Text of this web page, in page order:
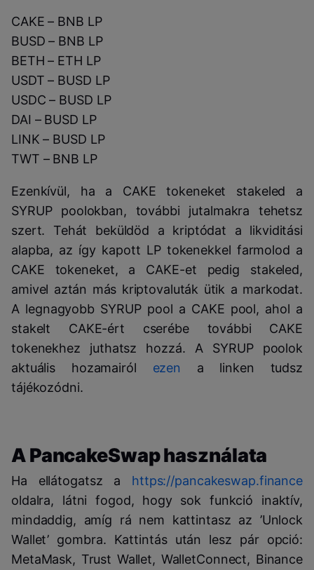
CAKE – BNB LP
BUSD – BNB LP
BETH – ETH LP
USDT – BUSD LP
USDC – BUSD LP
DAI – BUSD LP
LINK – BUSD LP
TWT – BNB LP
Ezenkívül, ha a CAKE tokeneket stakeled a
SYRUP poolokban, további jutalmakra tehetsz
szert. Tehát beküldöd a kriptódat a likviditási
alapba, az így kapott LP tokenekkel farmolod a
CAKE tokeneket, a CAKE-et pedig stakeled,
amivel aztán más kriptovaluták ütik a markodat.
A legnagyobb SYRUP pool a CAKE pool, ahol a
stakelt CAKE-ért cserébe további CAKE
tokenekhez juthatsz hozzá. A SYRUP poolok
aktuális hozamairól ezen a linken tudsz
tájékozódni.
A PancakeSwap használata
Ha ellátogatsz a https://pancakeswap.finance
oldalra, látni fogod, hogy sok funkció inaktív,
mindaddig, amíg rá nem kattintasz az ’Unlock
Wallet’ gombra. Kattintás után lesz pár opció:
MetaMask, Trust Wallet, WalletConnect, Binance